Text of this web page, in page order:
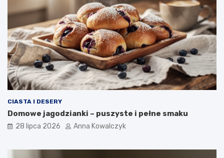
CIASTA I DESERY
Domowe jagodzianki – puszyste i pełne smaku
28 lipca 2026 Anna Kowalczyk